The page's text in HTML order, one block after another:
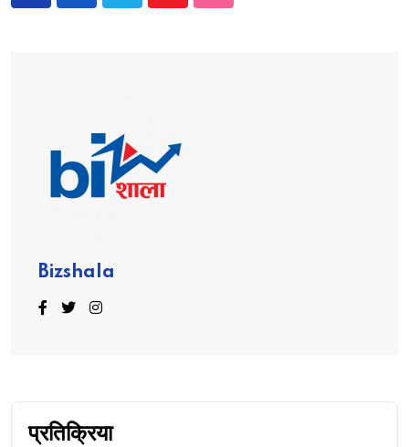
Bizshala
प्रतिक्रिया